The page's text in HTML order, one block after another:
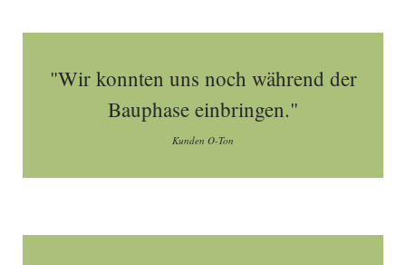
"Wir konnten uns noch während der
Bauphase einbringen."
Kunden O-Ton